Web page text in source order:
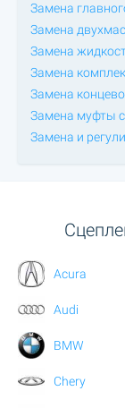
Замена
Замена
Замена
Замена
Замена
Замена муфты
Замена и
Acura
Audi
BMW
Chery